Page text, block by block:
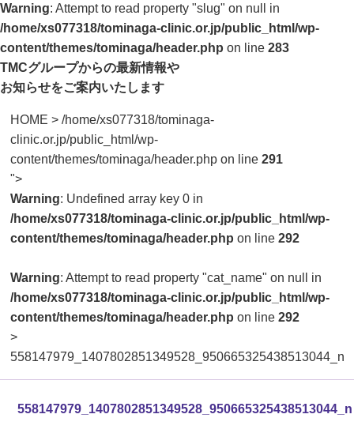
Warning: Attempt to read property "slug" on null in
/home/xs077318/tominaga-clinic.or.jp/public_html/wp-
content/themes/tominaga/header.php on line 283
TMCグループからの最新情報や
お知らせをご案内いたします
HOME >/home/xs077318/tominaga-
clinic.or.jp/public_html/wp-
content/themes/tominaga/header.php on line291
">
Warning: Undefined array key 0 in
/home/xs077318/tominaga-clinic.or.jp/public_html/wp-
content/themes/tominaga/header.php on line292
Warning: Attempt to read property "cat_name" on null in
/home/xs077318/tominaga-clinic.or.jp/public_html/wp-
content/themes/tominaga/header.php on line292
>
558147979_1407802851349528_950665325438513044_n
558147979_1407802851349528_950665325438513044_n